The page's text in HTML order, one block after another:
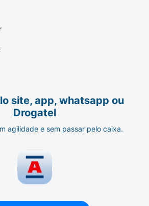
site, app, whatsapp ou
Drogatel
agilidade e sem passar pelo caixa.